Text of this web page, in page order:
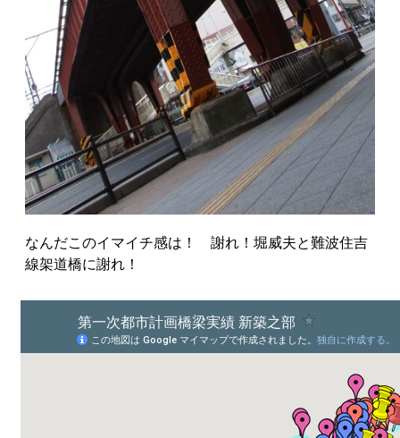
なんだこのイマイチ感は！ 謝れ！堀威夫と難波住吉
線架道橋に謝れ！